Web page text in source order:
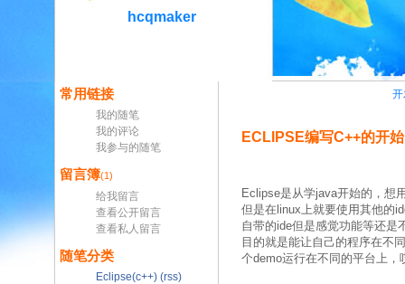
hcqmaker
常用链接
我的随笔
我的评论
我参与的随笔
留言簿(1)
给我留言
查看公开留言
查看私人留言
随笔分类
Eclipse(c++) (rss)
ECLIPSE编写C++的开始
Eclipse是从学java开始的，想
但是在linux上就要使用其他的
自带的ide但是感觉功能等还是
目的就是能让自己的程序在不
个demo运行在不同的平台上